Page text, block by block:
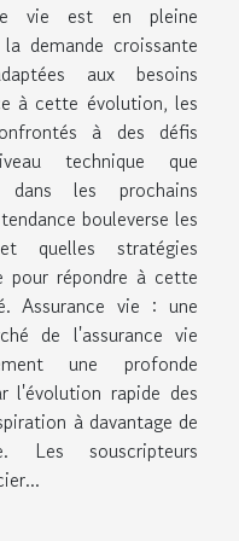
vie est en pleine
demande croissante
aux besoins
à cette évolution, les
à des défis
technique que
dans les prochains
bouleverse les
quelles stratégies
pour répondre à cette
Assurance vie : une
de l'assurance vie
une profonde
l'évolution rapide des
à davantage de
Les souscripteurs